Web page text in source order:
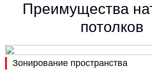
Преимущества
потолков
Зонирование пространства